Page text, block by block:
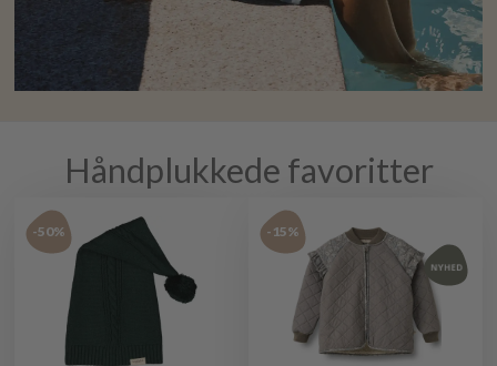
Håndplukkede favoritter
-50% -15%